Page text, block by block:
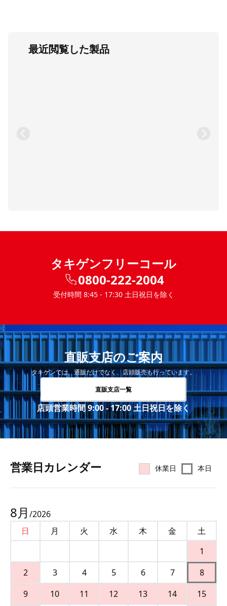
最近閲覧した製品
タキゲンフリーコール
0800-222-2004
受付時間 8:45 - 17:30 土日祝日を除く
直販支店のご案内
タキゲンでは、通販だけでなく、店頭販売も行っています。
直販支店一覧
店頭営業時間 9:00 - 17:00 土日祝日を除く
営業⽇カレンダー 休業日 本日
8月 /2026
日
月 火 水 木 金
土
1
2
3 4 5 6 7
8
9
10 11 12 13 14
15